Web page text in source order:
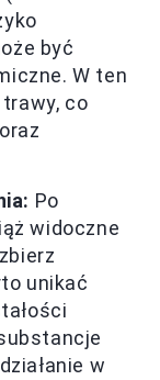
być
W ten
co
Po
widoczne
unikać
w